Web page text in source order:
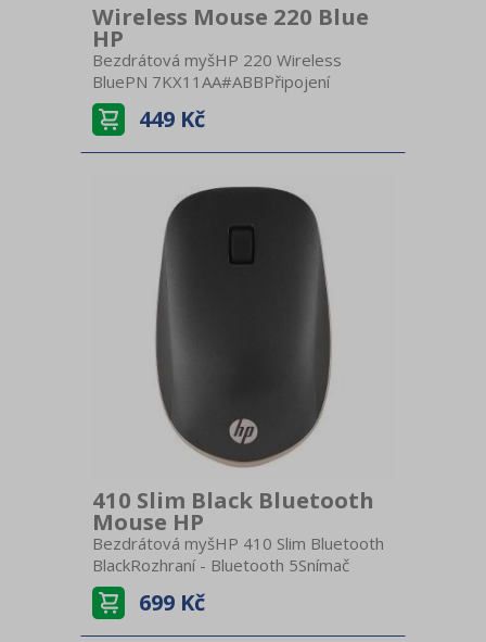
Wireless Mouse 220 Blue
HP
Bezdrátová myšHP 220 Wireless
BluePN 7KX11AA#ABBPřipojení
BezdrátovéNabíjení AA
baterieBezdrátový USB
přijímačProvedení
1600 DPITechnologie OptickáPočet
tlačítek 3Kolečko KlasickéBarva
modráRozměry 9,5 × 5,7 × 3,9
cmHmotnost 80 g
449 Kč
410 Slim Black Bluetooth
Mouse HP
Bezdrátová myšHP 410 Slim Bluetooth
BlackRozhraní - Bluetooth 5Snímač
pohybu - optickýRozlišení senzoru -
2000 dpiVýdrž baterie až 12
měsícůBaterie - 1x AARozměry - 10,2 ×
699 Kč